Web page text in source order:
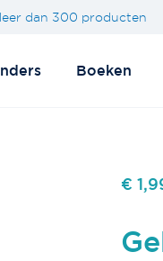
dan 300 producten
Boeken
€